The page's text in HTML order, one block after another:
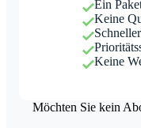
Ein
Keine
Keine
Möchten Sie kein